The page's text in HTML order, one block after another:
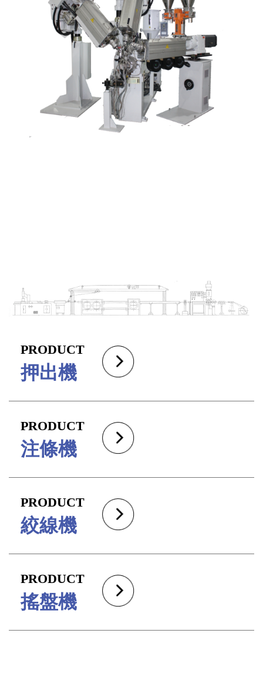
PRODUCT
押出機
PRODUCT
注條機
PRODUCT
絞線機
PRODUCT
搖盤機